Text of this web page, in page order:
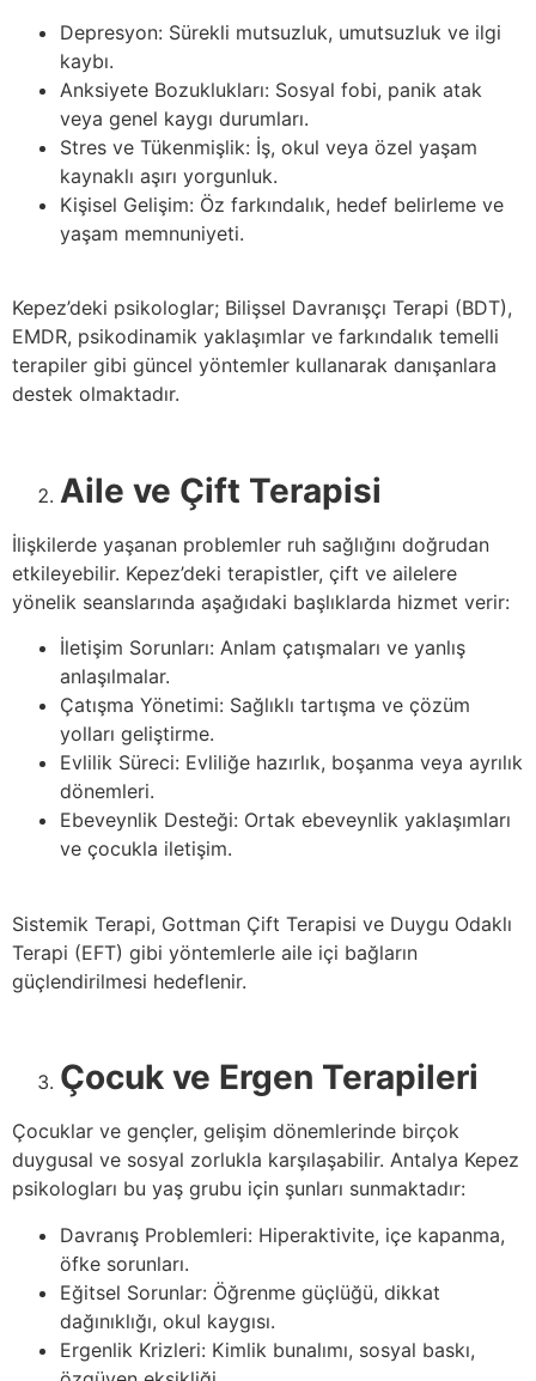
Depresyon: Sürekli mutsuzluk, umutsuzluk ve ilgi
kaybı.
Anksiyete Bozuklukları: Sosyal fobi, panik atak
veya genel kaygı durumları.
Stres ve Tükenmişlik: İş, okul veya özel yaşam
kaynaklı aşırı yorgunluk.
Kişisel Gelişim: Öz farkındalık, hedef belirleme ve
yaşam memnuniyeti.
Kepez’deki psikologlar; Bilişsel Davranışçı Terapi (BDT),
EMDR, psikodinamik yaklaşımlar ve farkındalık temelli
terapiler gibi güncel yöntemler kullanarak danışanlara
destek olmaktadır.
Aile ve Çift Terapisi
İlişkilerde yaşanan problemler ruh sağlığını doğrudan
etkileyebilir. Kepez’deki terapistler, çift ve ailelere
yönelik seanslarında aşağıdaki başlıklarda hizmet verir:
İletişim Sorunları: Anlam çatışmaları ve yanlış
anlaşılmalar.
Çatışma Yönetimi: Sağlıklı tartışma ve çözüm
yolları geliştirme.
Evlilik Süreci: Evliliğe hazırlık, boşanma veya ayrılık
dönemleri.
Ebeveynlik Desteği: Ortak ebeveynlik yaklaşımları
ve çocukla iletişim.
Sistemik Terapi, Gottman Çift Terapisi ve Duygu Odaklı
Terapi (EFT) gibi yöntemlerle aile içi bağların
güçlendirilmesi hedeflenir.
Çocuk ve Ergen Terapileri
Çocuklar ve gençler, gelişim dönemlerinde birçok
duygusal ve sosyal zorlukla karşılaşabilir. Antalya Kepez
psikologları bu yaş grubu için şunları sunmaktadır:
Davranış Problemleri: Hiperaktivite, içe kapanma,
öfke sorunları.
Eğitsel Sorunlar: Öğrenme güçlüğü, dikkat
dağınıklığı, okul kaygısı.
Ergenlik Krizleri: Kimlik bunalımı, sosyal baskı,